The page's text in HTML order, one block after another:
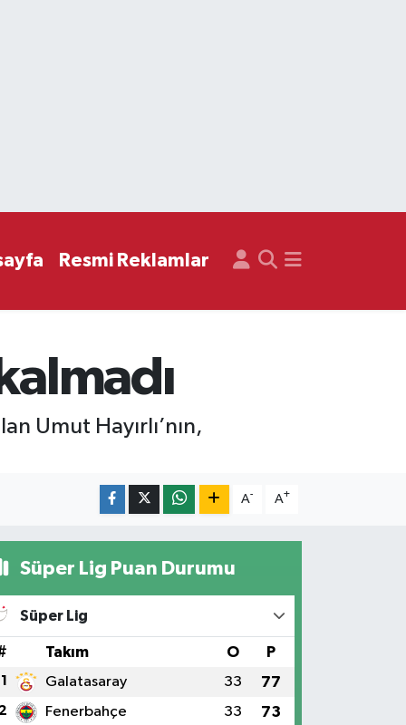
Resmi Reklamlar
Umut Hayırlı’nın,
A- A+
Süper Lig Puan Durumu
Süper Lig
Takım O P
1 Galatasaray 33 77
2 Fenerbahçe 33 73